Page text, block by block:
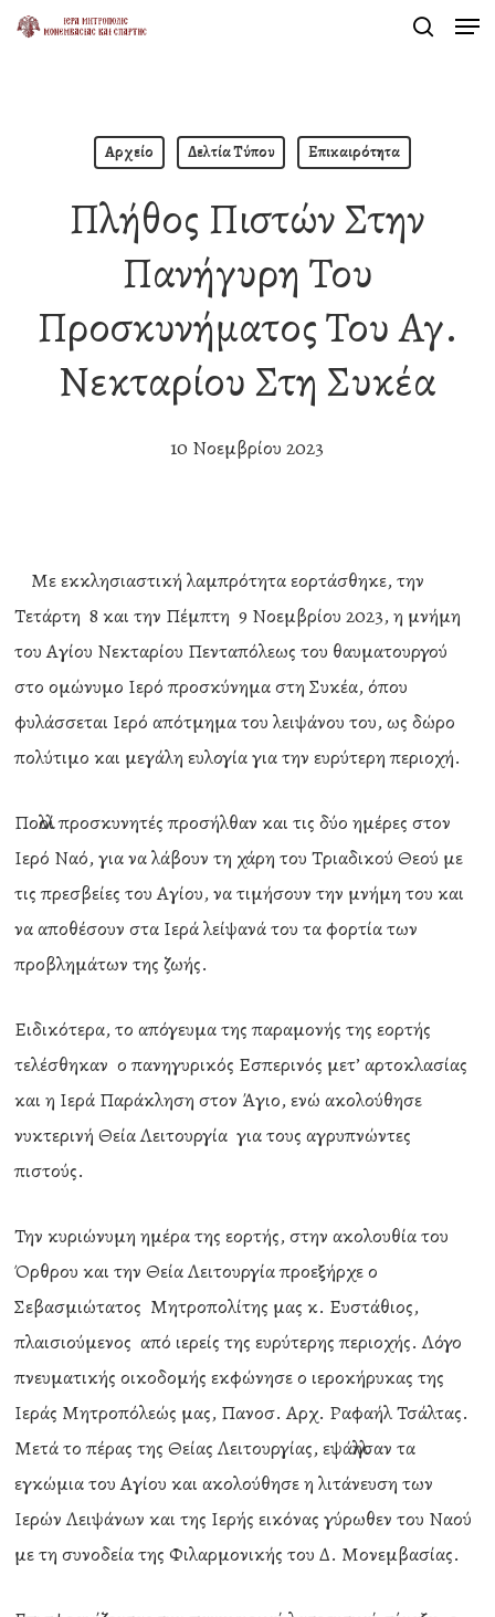
Skip
Αρχείο Δελτία Τύπου Επικαιρότητα
Πλήθος Πιστών Στην
Πανήγυρη Του
Προσκυνήματος Του Αγ.
Νεκταρίου Στη Συκέα
10 Νοεμβρίου 2023
Με εκκλησιαστική λαμπρότητα εορτάσθηκε, την
Τετάρτη 8 και την Πέμπτη 9 Νοεμβρίου 2023, η μνήμη
του Αγίου Νεκταρίου Πενταπόλεως του θαυματουργού
στο ομώνυμο Ιερό προσκύνημα στη Συκέα, όπου
φυλάσσεται Ιερό απότμημα του λειψάνου του, ως δώρο
πολύτιμο και μεγάλη ευλογία για την ευρύτερη περιοχή.
Πολλοί προσκυνητές προσήλθαν και τις δύο ημέρες στον
Ιερό Ναό, για να λάβουν τη χάρη του Τριαδικού Θεού με
τις πρεσβείες του Αγίου, να τιμήσουν την μνήμη του και
να αποθέσουν στα Ιερά λείψανά του τα φορτία των
προβλημάτων της ζωής.
Ειδικότερα, το απόγευμα της παραμονής της εορτής
τελέσθηκαν ο πανηγυρικός Εσπερινός μετ’ αρτοκλασίας
και η Ιερά Παράκληση στον Άγιο, ενώ ακολούθησε
νυκτερινή Θεία Λειτουργία για τους αγρυπνώντες
πιστούς.
Την κυριώνυμη ημέρα της εορτής, στην ακολουθία του
Όρθρου και την Θεία Λειτουργία προεξήρχε ο
Σεβασμιώτατος Μητροπολίτης μας κ. Ευστάθιος,
πλαισιούμενος από ιερείς της ευρύτερης περιοχής. Λόγο
πνευματικής οικοδομής εκφώνησε ο ιεροκήρυκας της
Ιεράς Μητροπόλεώς μας, Πανοσ. Αρχ. Ραφαήλ Τσάλτας.
Μετά το πέρας της Θείας Λειτουργίας, εψάλλησαν τα
εγκώμια του Αγίου και ακολούθησε η λιτάνευση των
Ιερών Λειψάνων και της Ιερής εικόνας γύρωθεν του Ναού
με τη συνοδεία της Φιλαρμονικής του Δ. Μονεμβασίας.